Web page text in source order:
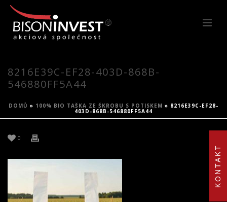
KONTAKT
8216E39C-EF28-403D-868B-
546880FF5A44
DOMŮ » 100% BIO TAŠKA ZE ŠKROBU S POTISKEM » 8216E39C-EF28-
403D-868B-546880FF5A44
0